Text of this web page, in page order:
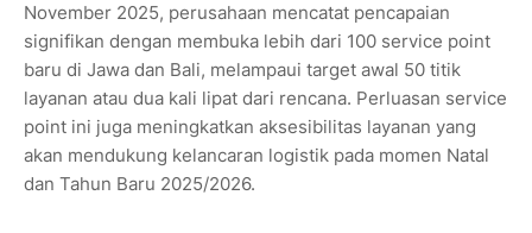
November 2025, perusahaan mencatat pencapaian
signifikan dengan membuka lebih dari 100 service point
baru di Jawa dan Bali, melampaui target awal 50 titik
layanan atau dua kali lipat dari rencana. Perluasan service
point ini juga meningkatkan aksesibilitas layanan yang
akan mendukung kelancaran logistik pada momen Natal
dan Tahun Baru 2025/2026.